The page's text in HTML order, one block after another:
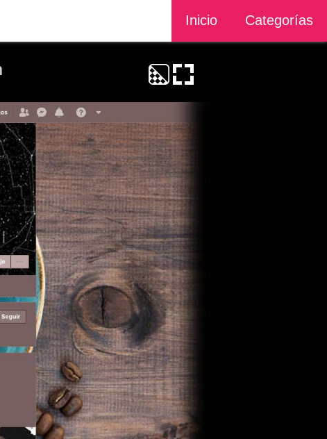
Inicio Categorías